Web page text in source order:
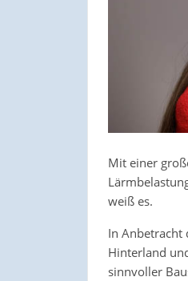
Mit einer
weiß es.
In Anbetracht
Hinterland
sinnvoller